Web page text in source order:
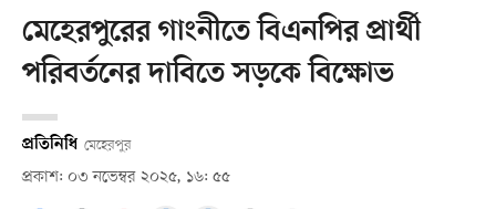
মেহেরপুরের গাংনীতে বিএনপির প্রার্থী
পরিবর্তনের দাবিতে সড়কে বিক্ষোভ
প্রতিনিধি মেহেরপুর
প্রকাশ: ০৩ নভেম্বর ২০২৫, ১৬: ৫৫